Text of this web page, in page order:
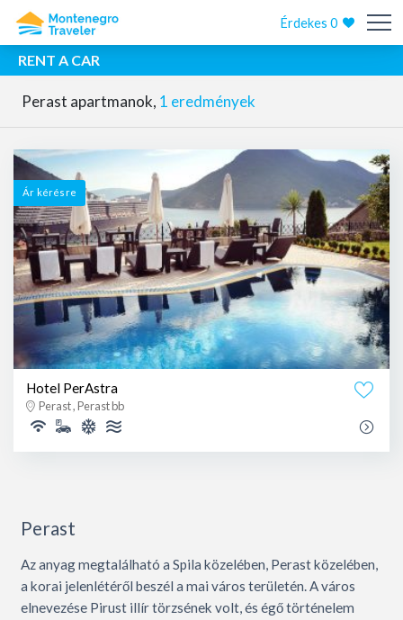
Érdekes0
RENT A CAR
Perast apartmanok, 1 eredmények
Ár kérésre
Hotel PerAstra
Perast , Perast bb
Perast
Az anyag megtalálható a Spila közelében, Perast közelében,
a korai jelenlétéről beszél a mai város területén. A város
elnevezése Pirust illír törzsének volt, és égő történelem